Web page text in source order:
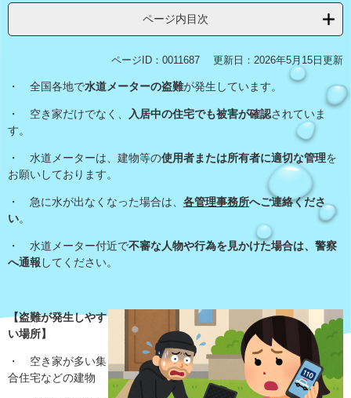
ページ内目次
ページID：0011687 更新日：2026年5月15日更新
・ 全国各地で水道メーターの盗難が発生しています。
・ 空き家だけでなく、 入居中の住宅でも被害が確認されていま
す。
・ 水道メーターは、建物等の使用者または所有者に適切な管理を
お願いしております。
・ 急に水が出なくなった場合は、 各管理事務所へご連絡くださ
い。
・ 水道メーター付近で不審な人物や行為を見かけた場合は、警察
へ通報 してください。
【盗難が発生しやす
い場所】
・ 空き家が多い集
合住宅などの建物